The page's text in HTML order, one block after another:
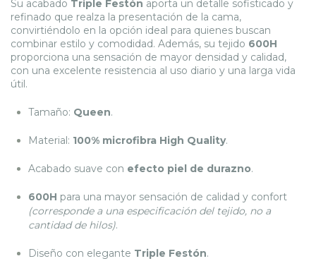
Su acabado Triple Festón aporta un detalle sofisticado y
refinado que realza la presentación de la cama,
convirtiéndolo en la opción ideal para quienes buscan
combinar estilo y comodidad. Además, su tejido 600H
proporciona una sensación de mayor densidad y calidad,
con una excelente resistencia al uso diario y una larga vida
útil.
Tamaño: Queen.
Material: 100% microfibra High Quality.
Acabado suave con efecto piel de durazno.
600H para una mayor sensación de calidad y confort
(corresponde a una especificación del tejido, no a
cantidad de hilos).
Diseño con elegante Triple Festón.